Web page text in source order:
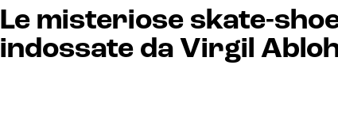
Le misteriose skate-
indossate da Virgil